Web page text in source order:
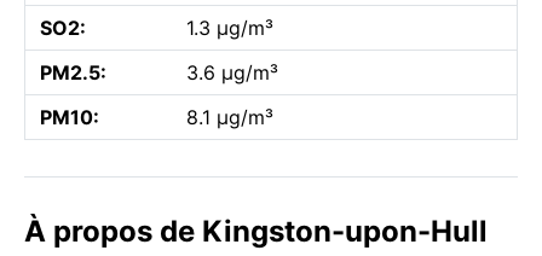
SO2:
1.3 µg/m³
PM2.5:
3.6 µg/m³
PM10:
8.1 µg/m³
À propos de Kingston-upon-Hull